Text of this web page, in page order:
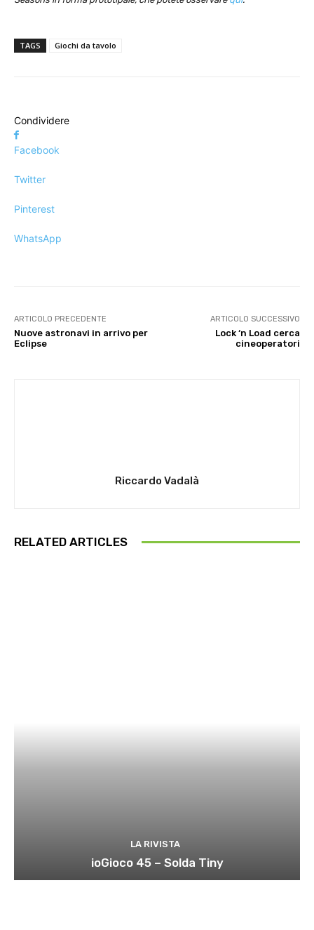
TAGS Giochi da tavolo
Condividere
Facebook
Twitter
Pinterest
WhatsApp
ARTICOLO PRECEDENTE
Nuove astronavi in arrivo per
Eclipse
ARTICOLO SUCCESSIVO
Lock ‘n Load cerca
cineoperatori
Riccardo Vadalà
RELATED ARTICLES
LA RIVISTA
ioGioco 45 – Solda Tiny